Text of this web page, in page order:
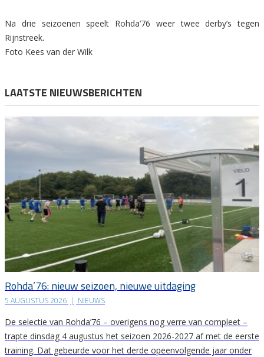
Na drie seizoenen speelt Rohda’76 weer twee derby’s tegen
Rijnstreek.
Foto Kees van der Wilk
LAATSTE NIEUWSBERICHTEN
Rohda’76: nieuw seizoen, nieuwe uitdaging
5 AUGUSTUS 2026 | NIEUWS
De selectie van Rohda’76 – overigens nog verre van compleet –
trapte dinsdag 4 augustus het seizoen 2026-2027 af met de eerste
training. Dat gebeurde voor het derde opeenvolgende jaar onder